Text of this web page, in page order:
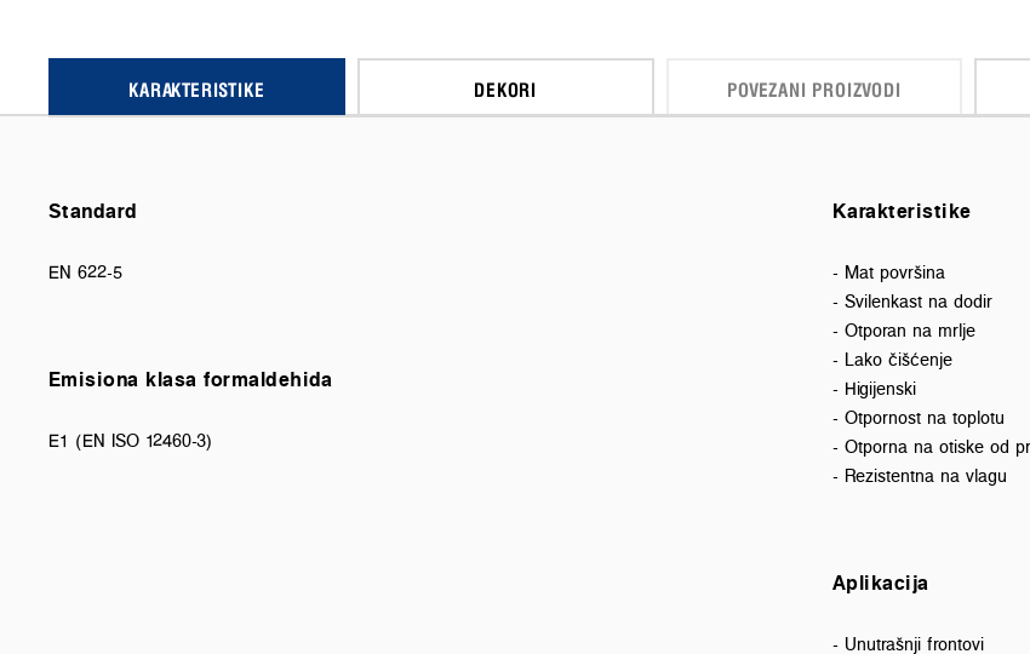
KARAKTERISTIKE DEKORI POVEZANI PROIZVODI
Standard
EN 622-5
Emisiona klasa formaldehida
E1 (EN ISO 12460-3)
Karakteristike
- Mat površina
- Svilenkast na dodir
- Otporan na mrlje
- Lako čišćenje
- Higijenski
- Otpornost na toplotu
- Otporna na otiske od
- Rezistentna na vlagu
Aplikacija
- Unutrašnji frontovi